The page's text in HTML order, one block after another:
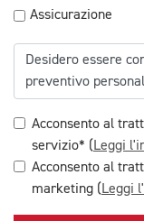
Assicurazione
Acconsento al
servizio* (Leggi
Acconsento al
marketing (Leggi